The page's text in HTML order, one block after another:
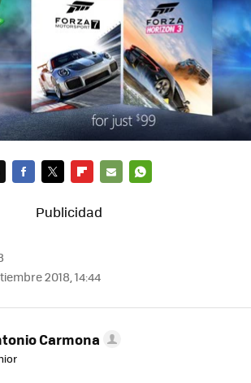
MAIL
2018, 14:44
Carmona